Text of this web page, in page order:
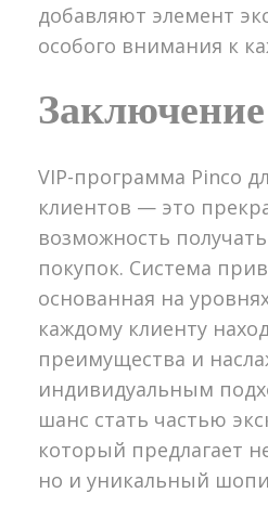
добавляют элемент
особого внимания к
Заключение
VIP-программа Pinco
клиентов — это
возможность
покупок. Система
основанная на
каждому клиенту
преимущества и
индивидуальным
шанс стать частью
который предлагает
но и уникальный